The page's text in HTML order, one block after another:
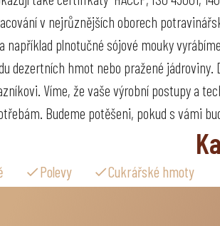
v nejrůznějších oborech
například plnotučné sójové mouky
dezertních hmot nebo pražené
Víme, že vaše výrobní postupy a
Budeme potěšeni, pokud s vámi
Polevy Cukrářské hmoty